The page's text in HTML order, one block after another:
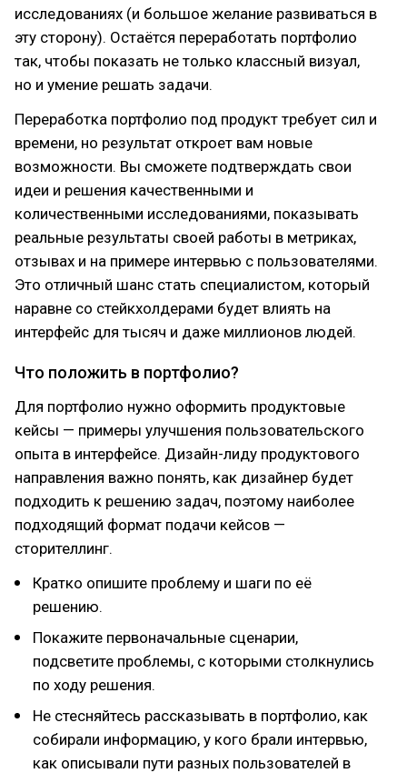
исследованиях (и большое желание развиваться в
эту сторону). Остаётся переработать портфолио
так, чтобы показать не только классный визуал,
но и умение решать задачи.
Переработка портфолио под продукт требует сил и
времени, но результат откроет вам новые
возможности. Вы сможете подтверждать свои
идеи и решения качественными и
количественными исследованиями, показывать
реальные результаты своей работы в метриках,
отзывах и на примере интервью с пользователями.
Это отличный шанс стать специалистом, который
наравне со стейкхолдерами будет влиять на
интерфейс для тысяч и даже миллионов людей.
Что положить в портфолио?
Для портфолио нужно оформить продуктовые
кейсы — примеры улучшения пользовательского
опыта в интерфейсе. Дизайн-лиду продуктового
направления важно понять, как дизайнер будет
подходить к решению задач, поэтому наиболее
подходящий формат подачи кейсов —
сторителлинг.
Кратко опишите проблему и шаги по её
решению.
Покажите первоначальные сценарии,
подсветите проблемы, с которыми столкнулись
по ходу решения.
Не стесняйтесь рассказывать в портфолио, как
собирали информацию, у кого брали интервью,
как описывали пути разных пользователей в